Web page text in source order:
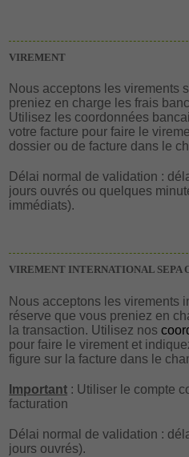
VIREMENT
Nous acceptons les virements
preniez en charge les frais
Utilisez les coordonnées
votre facture pour faire le
dossier ou de facture dans le
Délai normal de validation :
jours ouvrés ou quelques
immédiats).
VIREMENT INTERNATIONAL SEPA
Nous acceptons les virements
réserve que vous preniez en
la transaction. Utilisez nos
pour faire le virement et
figure sur la facture dans le
Important : Utiliser le compte
facturation
Délai normal de validation :
jours ouvrés).